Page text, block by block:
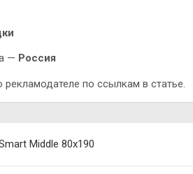
— Россия
по ссылкам в статье.
Middle 80х190